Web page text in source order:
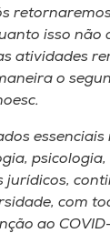
isso não
atividades
o
essenciais
jurídicos,
com
ao